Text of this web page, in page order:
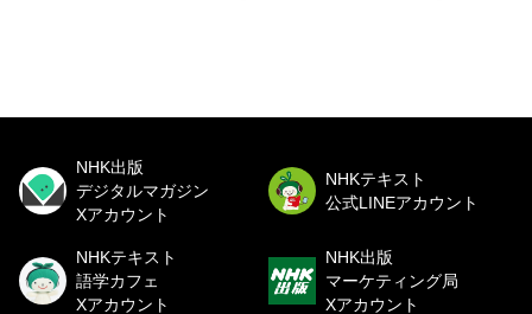
NHK出版
デジタルマガジン
Xアカウント
NHKテキスト
公式LINEアカウント
NHKテキスト
語学カフェ
Xアカウント
NHK出版
マーケティング局
Xアカウント